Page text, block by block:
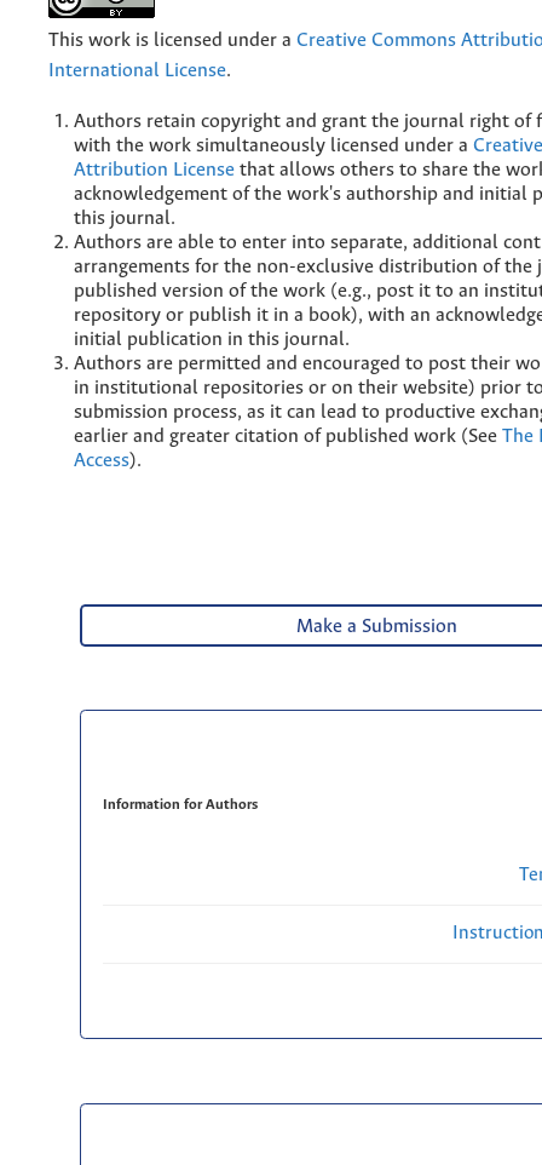
This work is licensed under a Creative Commons
International License.
Authors retain copyright and grant the journal right of
with the work simultaneously licensed under a
Attribution License that allows others to share the
acknowledgement of the work's authorship and initial
this journal.
Authors are able to enter into separate, additional
arrangements for the non-exclusive distribution of the
published version of the work (e.g., post it to an
repository or publish it in a book), with an
initial publication in this journal.
Authors are permitted and encouraged to post their
in institutional repositories or on their website) prior
submission process, as it can lead to productive
earlier and greater citation of published work (See The
Access).
Make a Submission
Information for Authors